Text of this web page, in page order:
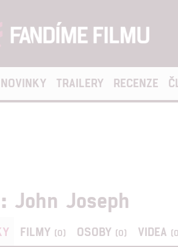
NOVINKY TRAILERY RECENZE
John Joseph
FILMY (0) OSOBY (0) VIDEA